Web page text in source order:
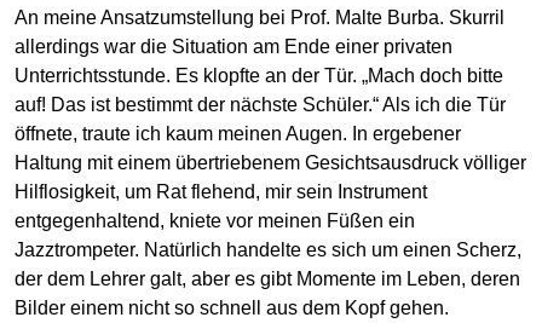
An meine Ansatzumstellung bei Prof. Malte Burba. Skurril
allerdings war die Situation am Ende einer privaten
Unterrichtsstunde. Es klopfte an der Tür. „Mach doch bitte
auf! Das ist bestimmt der nächste Schüler.“ Als ich die Tür
öffnete, traute ich kaum meinen Augen. In ergebener
Haltung mit einem übertriebenem Gesichtsausdruck völliger
Hilflosigkeit, um Rat flehend, mir sein Instrument
entgegenhaltend, kniete vor meinen Füßen ein
Jazztrompeter. Natürlich handelte es sich um einen Scherz,
der dem Lehrer galt, aber es gibt Momente im Leben, deren
Bilder einem nicht so schnell aus dem Kopf gehen.